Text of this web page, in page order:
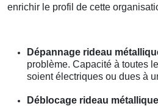
enrichir le profil de cette
Dépannage rideau
problème. Capacité à toutes
soient électriques ou dues à
Déblocage rideau métallique